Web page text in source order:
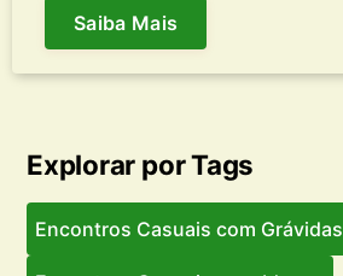
Saiba Mais
Explorar por Tags
Encontros Casuais com Grávidas